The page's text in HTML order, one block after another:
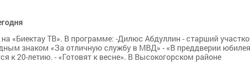
«Биектау ТВ». В программе: -Дилюс Абдуллин - старший
знаком «За отличную службу в МВД» - «В преддверии
к 20-летию. - «Готовят к весне». В Высокогорском районе